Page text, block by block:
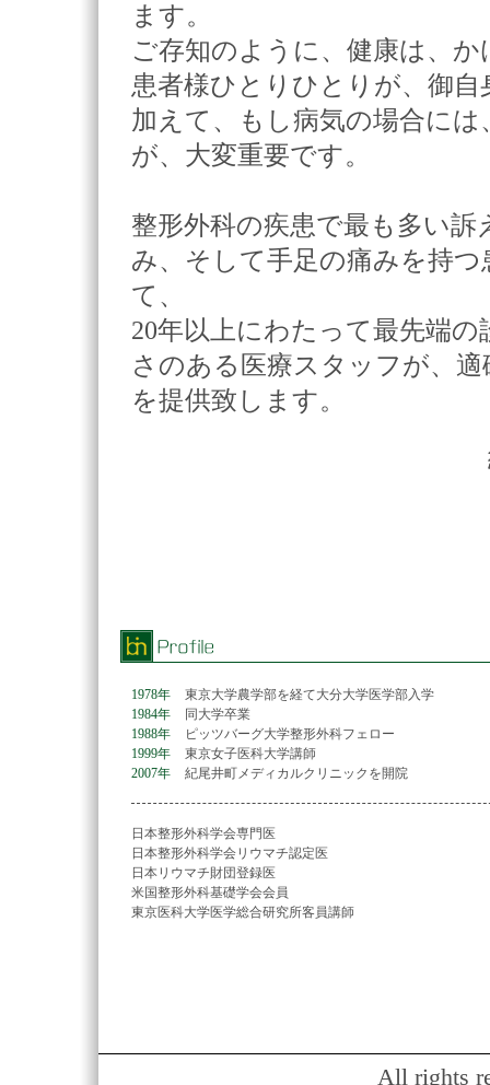
ます。
ご存知のように、健康は、
患者様ひとりひとりが、御
加えて、もし病気の場合に
が、大変重要です。
整形外科の疾患で最も多い
み、そして手足の痛みを持
て、
20年以上にわたって最先端
さのある医療スタッフが、
を提供致します。
1978年
東京大学農学部を経て大分大学医学部入学
1984年
同大学卒業
1988年
ピッツバーグ大学整形外科フェロー
1999年
東京女子医科大学講師
2007年
紀尾井町メディカルクリニックを開院
日本整形外科学会専門医
日本整形外科学会リウマチ認定医
日本リウマチ財団登録医
米国整形外科基礎学会会員
東京医科大学医学総合研究所客員講師
All rights